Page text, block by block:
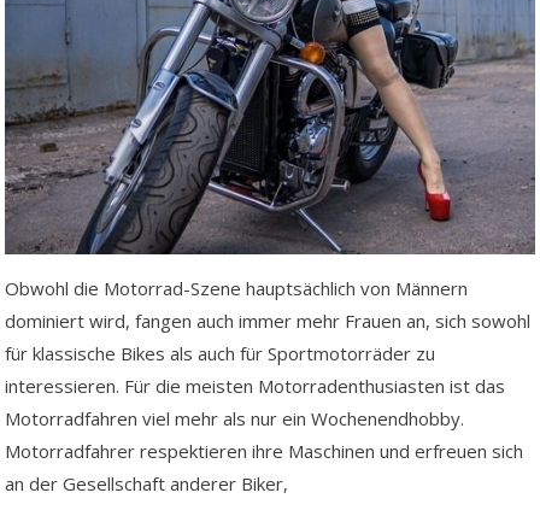
Obwohl die Motorrad-Szene hauptsächlich von Männern
dominiert wird, fangen auch immer mehr Frauen an, sich sowohl
für klassische Bikes als auch für Sportmotorräder zu
interessieren. Für die meisten Motorradenthusiasten ist das
Motorradfahren viel mehr als nur ein Wochenendhobby.
Motorradfahrer respektieren ihre Maschinen und erfreuen sich
an der Gesellschaft anderer Biker,